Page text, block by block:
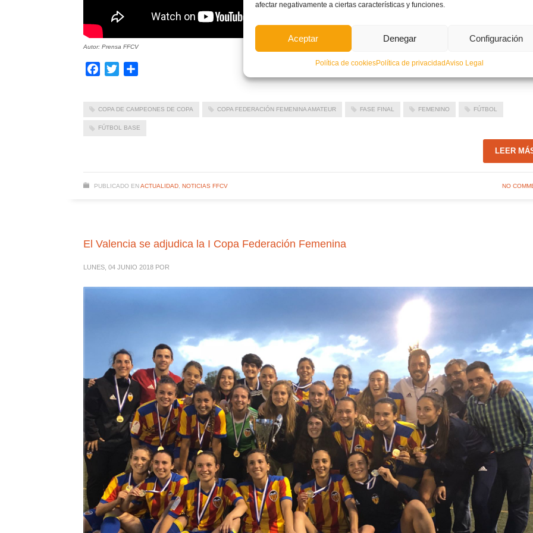
afectar negativamente a ciertas características y funciones.
Aceptar Denegar Configuración
Política de cookiesPolítica de privacidadAviso Legal
Autor: Prensa FFCV
Facebook
Twitter
COPA DE CAMPEONES DE COPA COPA FEDERACIÓN FEMENINA AMATEUR FASE FINAL FEMENINO FÚTBOL
FÚTBOL BASE
LEER
PUBLICADO EN ACTUALIDAD, NOTICIAS FFCV NO
El Valencia se adjudica la I Copa Federación Femenina
LUNES, 04 JUNIO 2018 POR